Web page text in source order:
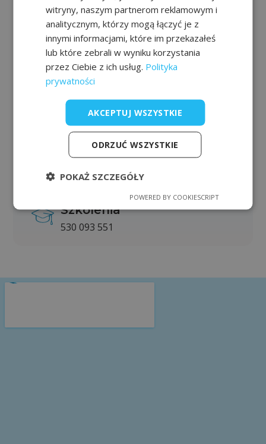
531 902 299
Kostiumy
i akcesoria
Serwis
512 366 722
Szkolenia
530 093 551
witryny, naszym partnerom reklamowym i
analitycznym, którzy mogą łączyć je z
innymi informacjami, które im przekazałeś
lub które zebrali w wyniku korzystania
przez Ciebie z ich usług. Polityka
prywatności
AKCEPTUJ WSZYSTKIE
ODRZUĆ WSZYSTKIE
POKAŻ SZCZEGÓŁY
POWERED BY COOKIESCRIPT